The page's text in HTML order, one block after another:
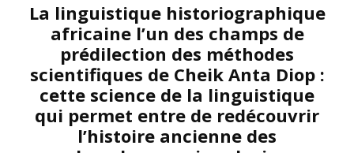
La linguistique historiographique
africaine l’un des champs de
prédilection des méthodes
scientifiques de Cheik Anta Diop :
cette science de la linguistique
qui permet entre de redécouvrir
l’histoire ancienne des